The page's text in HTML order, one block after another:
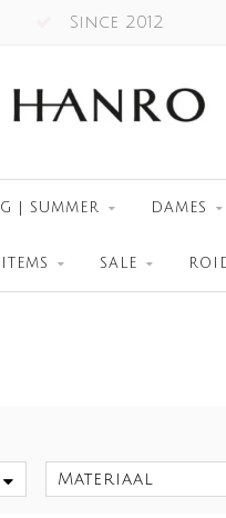
Since 2012
| SUMMER DAMES
SALE
Materiaal